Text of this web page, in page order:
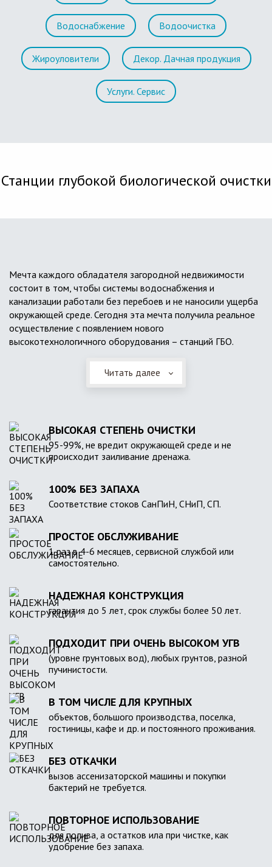
Водоснабжение Водоочистка
Жироуловители Декор. Дачная продукция
Услуги. Сервис
Станции глубокой биологической очистки
Мечта каждого обладателя загородной недвижимости
состоит в том, чтобы системы водоснабжения и
канализации работали без перебоев и не наносили ущерба
окружающей среде. Сегодня эта мечта получила реальное
осуществление с появлением нового
высокотехнологичного оборудования – станций ГБО.
Читать далее
ВЫСОКАЯ СТЕПЕНЬ ОЧИСТКИ
95-99%, не вредит окружающей среде и не
происходит заиливание дренажа.
100% БЕЗ ЗАПАХА
Соответствие стоков СанПиН, СНиП, СП.
ПРОСТОЕ ОБСЛУЖИВАНИЕ
1 раз в 4-6 месяцев, сервисной службой или
самостоятельно.
НАДЕЖНАЯ КОНСТРУКЦИЯ
гарантия до 5 лет, срок службы более 50 лет.
ПОДХОДИТ ПРИ ОЧЕНЬ ВЫСОКОМ УГВ
(уровне грунтовых вод), любых грунтов, разной
пучинистости.
В ТОМ ЧИСЛЕ ДЛЯ КРУПНЫХ
объектов, большого производства, поселка,
гостиницы, кафе и др. и постоянного проживания.
БЕЗ ОТКАЧКИ
вызов ассенизаторской машины и покупки
бактерий не требуется.
ПОВТОРНОЕ ИСПОЛЬЗОВАНИЕ
для полива, а остатков ила при чистке, как
удобрение без запаха.